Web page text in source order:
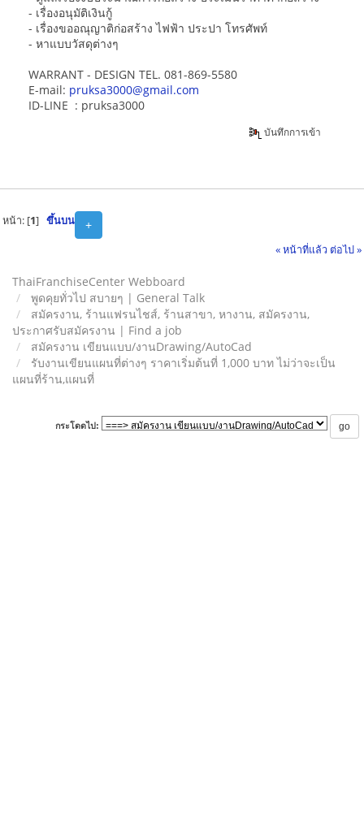
- เรื่องอนุมัติเงินกู้
- เรื่องขออณุญาติก่อสร้าง ไฟฟ้า ประปา โทรศัพท์
- หาแบบวัสดุต่างๆ
WARRANT - DESIGN TEL. 081-869-5580
E-mail: pruksa3000@gmail.com
ID-LINE : pruksa3000
บันทึกการเข้า
+
หน้า: [1] ขึ้นบน
« หน้าที่แล้ว ต่อไป »
ThaiFranchiseCenter Webboard
พูดคุยทั่วไป สบายๆ | General Talk
สมัครงาน, ร้านแฟรนไชส์, ร้านสาขา, หางาน, สมัครงาน,
ประกาศรับสมัครงาน | Find a job
สมัครงาน เขียนแบบ/งานDrawing/AutoCad
รับงานเขียนแผนที่ต่างๆ ราคาเริ่มต้นที่ 1,000 บาท ไม่ว่าจะเป็น
แผนที่ร้าน,แผนที่
กระโดดไป: